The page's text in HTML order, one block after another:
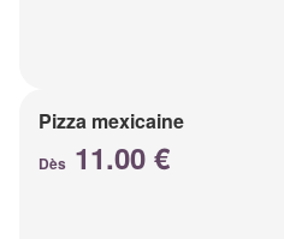
Pizza mexicaine
Dès 11.00 €